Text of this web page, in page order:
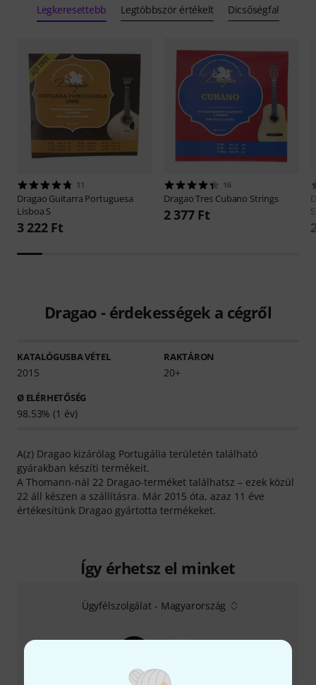
Legkeresettebb Legtöbbször értékelt Dicsőségfal
11
Dragao Guitarra Portuguesa
Lisboa S
3 222 Ft
16
DragaoTres Cubano Strings
2 377 Ft
Dragao - érdekességek a cégről
KATALÓGUSBA VÉTEL
2015
RAKTÁRON
20+
Ø ELÉRHETŐSÉG
98.53% (1 év)
A(z) Dragao kizárólag Portugália területén található
gyárakban készíti termékeit.
A Thomann-nál 22 Dragao-terméket találhatsz – ezek közül
22 áll készen a szállításra. Már 2015 óta, azaz 11 éve
értékesítünk Dragao gyártotta termékeket.
Így érhetsz el minket
Ügyfélszolgálat - Magyarország